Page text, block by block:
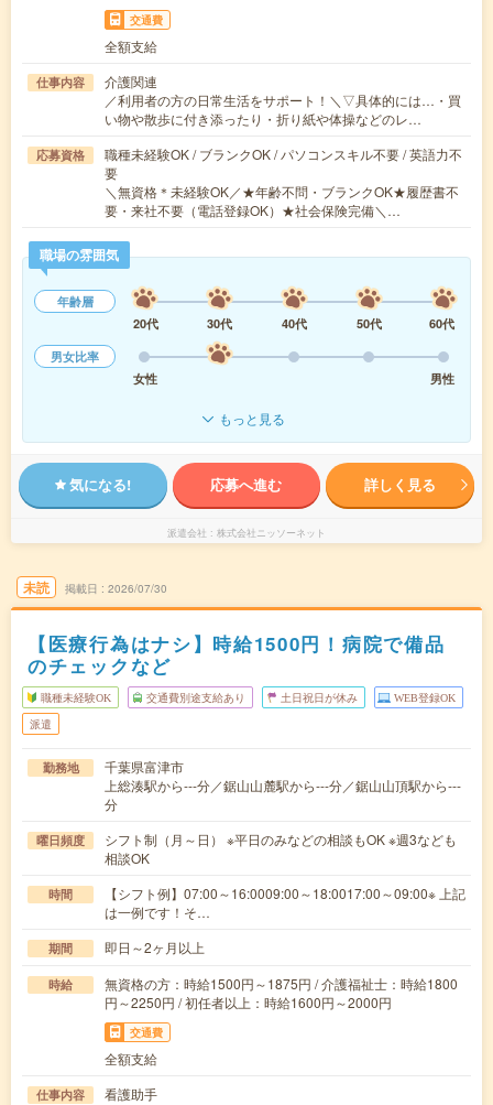
交通費
全額支給
仕事内容
介護関連
／利用者の方の日常生活をサポート！＼▽具体的には…・買
い物や散歩に付き添ったり・折り紙や体操などのレ…
応募資格
職種未経験OK / ブランクOK / パソコンスキル不要 / 英語力不
要
＼無資格＊未経験OK／★年齢不問・ブランクOK★履歴書不
要・来社不要（電話登録OK）★社会保険完備＼…
職場の雰囲気
年齢層
20代
30代 40代 50代
60代
男女比率
女性
男性
もっと見る
気になる! 応募へ進む 詳しく見る
派遣会社 株式会社ニッソーネット
未読 掲載日 2026/07/30
【医療行為はナシ】時給1500円！病院で備品
のチェックなど
職種未経験OK 交通費別途支給あり 土日祝日が休み WEB登録OK
派遣
勤務地
千葉県富津市
上総湊駅から---分／鋸山山麓駅から---分／鋸山山頂駅から---
分
曜日頻度
シフト制（月～日） ※平日のみなどの相談もOK ※週3なども
相談OK
時間
【シフト例】07:00～16:0009:00～18:0017:00～09:00※ 上記
は一例です！そ…
期間 即日～2ヶ月以上
時給
無資格の方：時給1500円～1875円 / 介護福祉士：時給1800
円～2250円 / 初任者以上：時給1600円～2000円
交通費
全額支給
仕事内容
看護助手